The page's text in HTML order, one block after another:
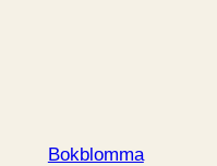
Bokblomma